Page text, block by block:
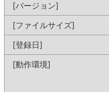
[バージョン]
[ファイルサイズ]
[登録日]
[動作環境]